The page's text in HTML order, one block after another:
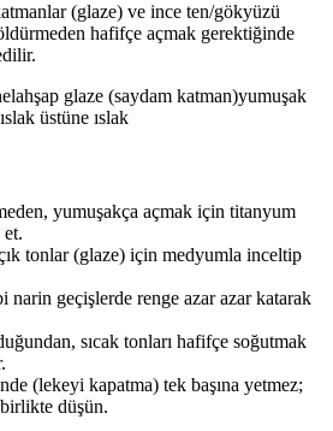
(glaze) ve ince ten/gökyüzü
hafifçe açmak gerektiğinde
ahşap glaze (saydam katman)yumuşak
ıslak üstüne ıslak
yumuşakça açmak için titanyum
et.
tonlar (glaze) için medyumla inceltip
narin geçişlerde renge azar azar katarak
sıcak tonları hafifçe soğutmak
(lekeyi kapatma) tek başına yetmez;
düşün.